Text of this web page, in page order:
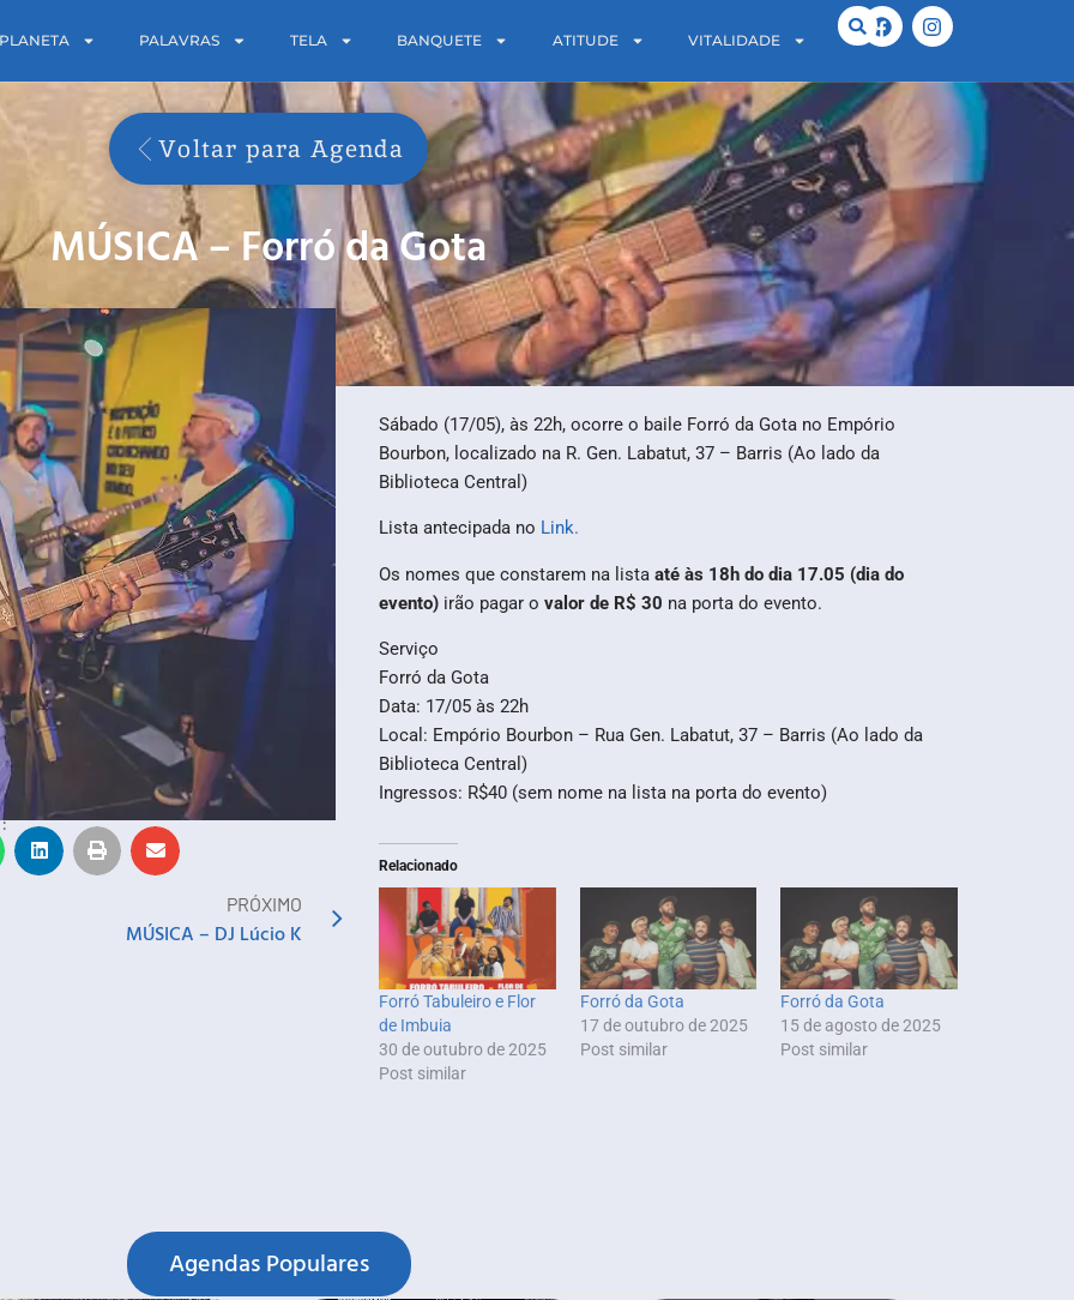
PLANETA PALAVRAS TELA BANQUETE ATITUDE VITALIDADE
Voltar para Agenda
MÚSICA – Forró da Gota
PRÓXIMO
MÚSICA – DJ Lúcio K
Sábado (17/05), às 22h, ocorre o baile Forró da Gota no Empório
Bourbon, localizado na R. Gen. Labatut, 37 – Barris (Ao lado da
Biblioteca Central)
Lista antecipada no Link.
Os nomes que constarem na lista até às 18h do dia 17.05 (dia do
evento)irão pagar o valor de R$ 30 na porta do evento.
Serviço
Forró da Gota
Data: 17/05 às 22h
Local: Empório Bourbon – Rua Gen. Labatut, 37 – Barris (Ao lado da
Biblioteca Central)
Ingressos: R$40 (sem nome na lista na porta do evento)
Relacionado
Forró Tabuleiro e Flor
de Imbuia
30 de outubro de 2025
Post similar
Forró da Gota
17 de outubro de 2025
Post similar
Forró da Gota
15 de agosto de 2025
Post similar
Agendas Populares